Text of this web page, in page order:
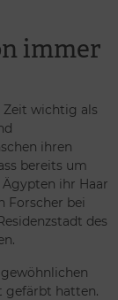
immer
Zeit wichtig als
ihren
bereits um
ihr Haar
Forscher bei
des
gefärbt hatten.